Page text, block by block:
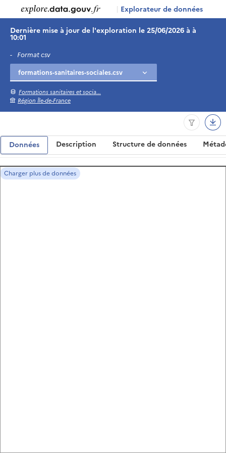
| Explorateur de données
Dernière mise à jour de l'exploration le 25/06/2026 à à
10:01
- Format csv
Formations sanitaires et socia...
Région Île-de-France
Données Description Structure de données
Charger plus de données